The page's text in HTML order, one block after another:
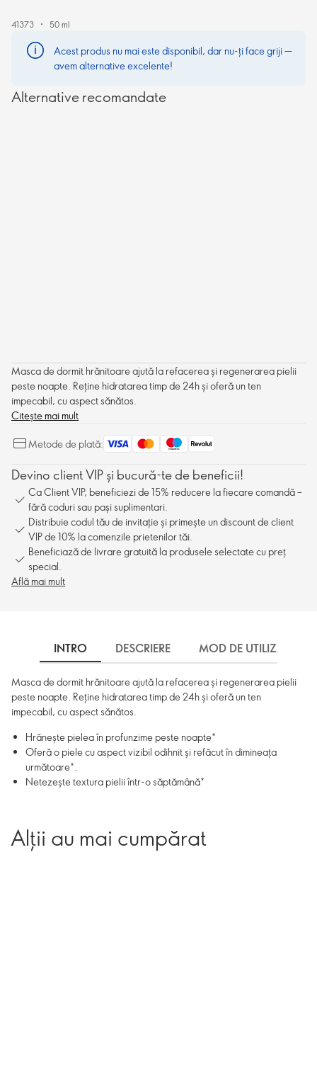
41373 50 ml
Acest produs nu mai este disponibil, dar nu-ți face griji —
avem alternative excelente!
Alternative recomandate
Masca de dormit hrănitoare ajută la refacerea și regenerarea pielii
peste noapte. Reține hidratarea timp de 24h și oferă un ten
impecabil, cu aspect sănătos.
Citește mai mult
Metode de plată:
Devino client VIP și bucură-te de beneficii!
Ca Client VIP, beneficiezi de 15% reducere la fiecare comandă –
fără coduri sau pași suplimentari.
Distribuie codul tău de invitație și primește un discount de client
VIP de 10% la comenzile prietenilor tăi.
Beneficiază de livrare gratuită la produsele selectate cu preț
special.
Află mai mult
INTRO DESCRIERE MOD DE UTILIZARE
Masca de dormit hrănitoare ajută la refacerea și regenerarea pielii
peste noapte. Reține hidratarea timp de 24h și oferă un ten
impecabil, cu aspect sănătos.
Hrănește pielea în profunzime peste noapte*
Oferă o piele cu aspect vizibil odihnit și refăcut în dimineața
următoare*.
Netezește textura pielii într-o săptămână*
Alții au mai cumpărat